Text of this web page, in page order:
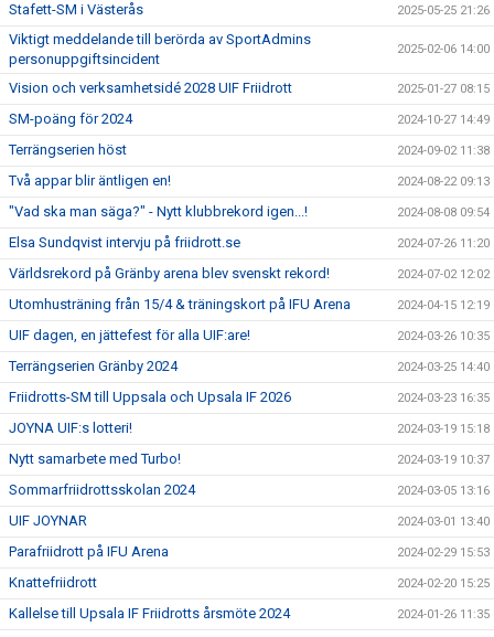
Stafett-SM i Västerås 2025-05-25 21:26
Viktigt meddelande till berörda av SportAdmins
personuppgiftsincident
2025-02-06 14:00
Vision och verksamhetsidé 2028 UIF Friidrott 2025-01-27 08:15
SM-poäng för 2024 2024-10-27 14:49
Terrängserien höst 2024-09-02 11:38
Två appar blir äntligen en! 2024-08-22 09:13
"Vad ska man säga?" - Nytt klubbrekord igen...! 2024-08-08 09:54
Elsa Sundqvist intervju på friidrott.se 2024-07-26 11:20
Världsrekord på Gränby arena blev svenskt rekord! 2024-07-02 12:02
Utomhusträning från 15/4 & träningskort på IFU Arena 2024-04-15 12:19
UIF dagen, en jättefest för alla UIF:are! 2024-03-26 10:35
Terrängserien Gränby 2024 2024-03-25 14:40
Friidrotts-SM till Uppsala och Upsala IF 2026 2024-03-23 16:35
JOYNA UIF:s lotteri! 2024-03-19 15:18
Nytt samarbete med Turbo! 2024-03-19 10:37
Sommarfriidrottsskolan 2024 2024-03-05 13:16
UIF JOYNAR 2024-03-01 13:40
Parafriidrott på IFU Arena 2024-02-29 15:53
Knattefriidrott 2024-02-20 15:25
Kallelse till Upsala IF Friidrotts årsmöte 2024 2024-01-26 11:35